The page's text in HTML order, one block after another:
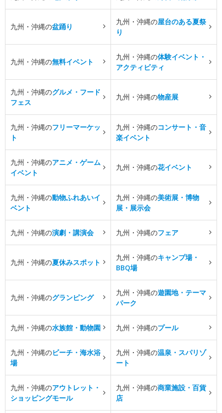
九州・沖縄の盆踊り
九州・沖縄の屋台のある夏祭
り
九州・沖縄の無料イベント
九州・沖縄の体験イベント・
アクティビティ
九州・沖縄のグルメ・フード
フェス
九州・沖縄の物産展
九州・沖縄のフリーマーケッ
ト
九州・沖縄のコンサート・音
楽イベント
九州・沖縄のアニメ・ゲーム
イベント
九州・沖縄の花イベント
九州・沖縄の動物ふれあいイ
ベント
九州・沖縄の美術展・博物
展・展示会
九州・沖縄の演劇・講演会 九州・沖縄のフェア
九州・沖縄の夏休みスポット
九州・沖縄のキャンプ場・
BBQ場
九州・沖縄のグランピング
九州・沖縄の遊園地・テーマ
パーク
九州・沖縄の水族館・動物園 九州・沖縄のプール
九州・沖縄のビーチ・海水浴
場
九州・沖縄の温泉・スパリゾ
ート
九州・沖縄のアウトレット・
ショッピングモール
九州・沖縄の商業施設・百貨
店